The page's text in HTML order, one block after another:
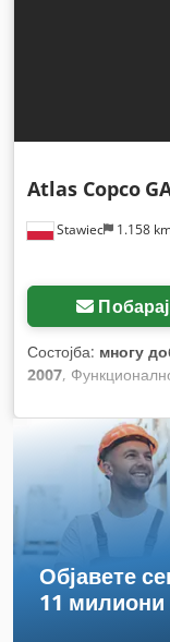
Stawiec 1.158
Atlas Copco
Состојба: многу
2007,
Објавете
11 милиони